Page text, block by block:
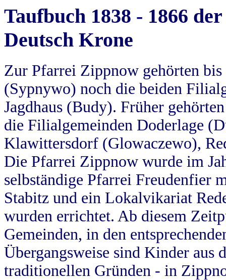
Taufbuch 1838 - 1866
Deutsch Krone
Zur Pfarrei Zippnow gehörten
(Sypnywo) noch die beiden
Jagdhaus (Budy). Früher
die Filialgemeinden Doderlage
Klawittersdorf (Glowaczewo),
Die Pfarrei Zippnow wurde im
selbständige Pfarrei Freudenfier
Stabitz und ein Lokalvikariat
wurden errichtet. Ab diesem
Gemeinden, in den
Übergangsweise sind Kinder aus
traditionellen Gründen - in